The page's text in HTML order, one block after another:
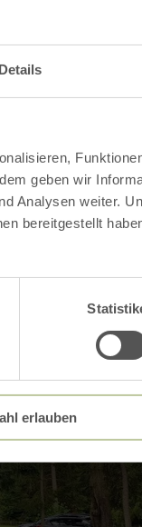
Details
geben wir
Analysen weiter.
bereitgestellt
erlauben